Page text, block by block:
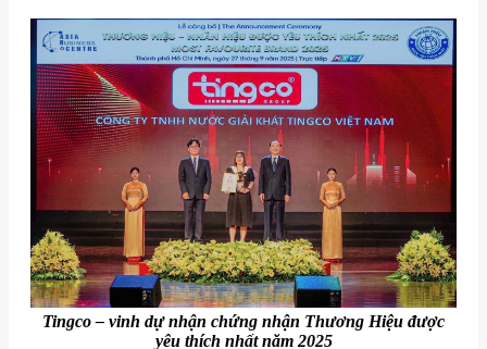
Tingco – vinh dự nhận chứng nhận Thương Hiệu được
yêu thích nhất năm 2025